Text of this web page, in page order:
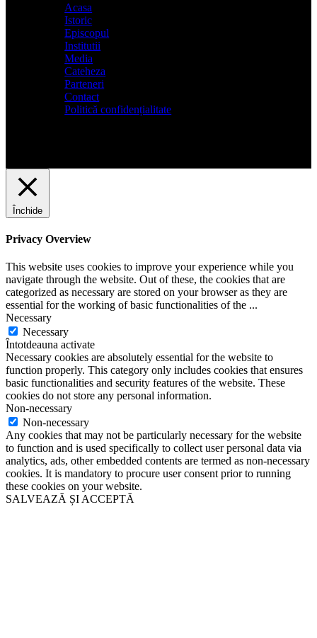
Acasa
Istoric
Episcopul
Institutii
Media
Cateheza
Parteneri
Contact
Politică confidențialitate
Închide
Privacy Overview
This website uses cookies to improve your experience while you
navigate through the website. Out of these, the cookies that are
categorized as necessary are stored on your browser as they are
essential for the working of basic functionalities of the ...
Necessary
Necessary
Întotdeauna activate
Necessary cookies are absolutely essential for the website to
function properly. This category only includes cookies that ensures
basic functionalities and security features of the website. These
cookies do not store any personal information.
Non-necessary
Non-necessary
Any cookies that may not be particularly necessary for the website
to function and is used specifically to collect user personal data via
analytics, ads, other embedded contents are termed as non-necessary
cookies. It is mandatory to procure user consent prior to running
these cookies on your website.
SALVEAZĂ ȘI ACCEPTĂ